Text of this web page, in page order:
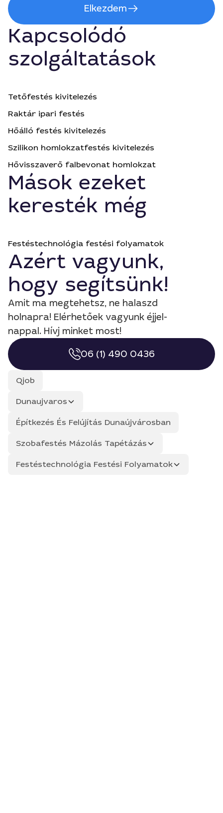
Elkezdem
Kapcsolódó
szolgáltatások
Tetőfestés kivitelezés
Raktár ipari festés
Hőálló festés kivitelezés
Szilikon homlokzatfestés kivitelezés
Hővisszaverő falbevonat homlokzat
Mások ezeket
keresték még
Festéstechnológia festési folyamatok
Azért vagyunk,
hogy segítsünk!
Amit ma megtehetsz, ne halaszd
holnapra! Elérhetőek vagyunk éjjel-
nappal. Hívj minket most!
06 (1) 490 0436
Qjob
Dunaujvaros
Építkezés És Felújítás Dunaújvárosban
Szobafestés Mázolás Tapétázás
Festéstechnológia Festési Folyamatok